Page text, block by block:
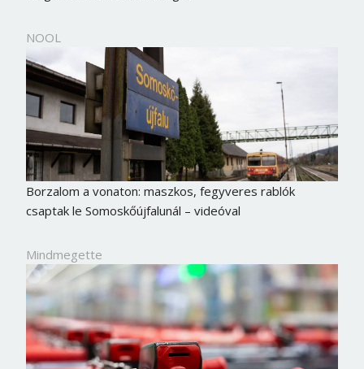
NOOL
Borzalom a vonaton: maszkos, fegyveres rablók
csaptak le Somoskőújfalunál – videóval
Mindmegette